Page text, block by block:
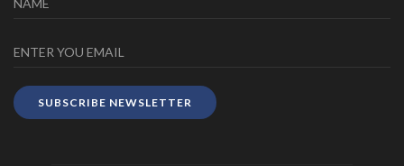
SUBSCRIBE NEWSLETTER